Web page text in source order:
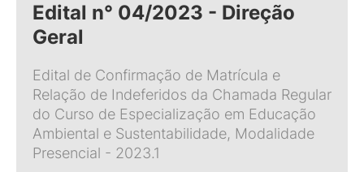
Edital n° 04/2023 - Direção
Geral
Edital de Confirmação de Matrícula e
Relação de Indeferidos da Chamada Regular
do Curso de Especialização em Educação
Ambiental e Sustentabilidade, Modalidade
Presencial - 2023.1